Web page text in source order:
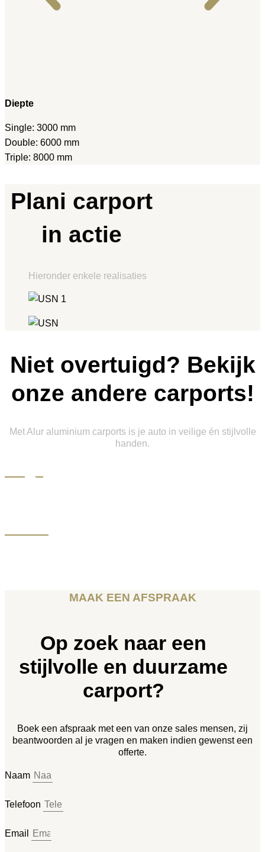
Diepte
Single: 3000 mm
Double: 6000 mm
Triple: 8000 mm
Plani carport
in actie
Hieronder enkele realisaties
Niet overtuigd? Bekijk
onze andere carports!
Met Alur aluminium carports is je auto in veilige én stijlvolle
handen.
MAAK EEN AFSPRAAK
Op zoek naar een
stijlvolle en duurzame
carport?
Boek een afspraak met een van onze sales mensen, zij
beantwoorden al je vragen en maken indien gewenst een
offerte.
Naam
Telefoon
Email